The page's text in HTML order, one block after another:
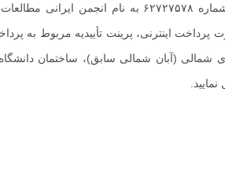
بانکی واریز مبلغ حق عضویت به حساب شماره
کد ۱۸۵، یا در صورت پرداخت اینترنی، پرینت تأییدیه